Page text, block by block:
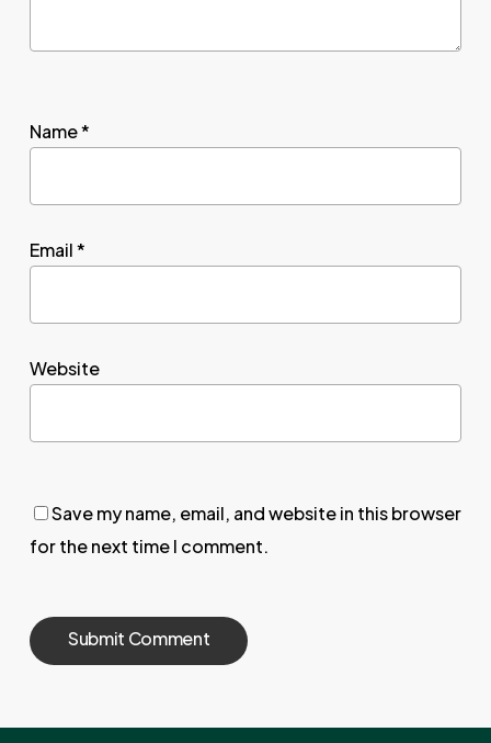
Name*
Email*
Website
Save my name, email, and website in this browser
for the next time I comment.